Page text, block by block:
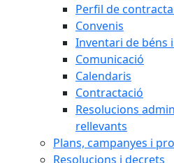
Perfil de
Convenis
Inventari de béns
Comunicació
Calendaris
Contractació
Resolucions
rellevants
Plans, campanyes i
Resolucions i decrets